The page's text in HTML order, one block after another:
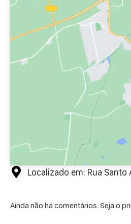
Localizado em: Rua
Ainda não há comentários. Seja o